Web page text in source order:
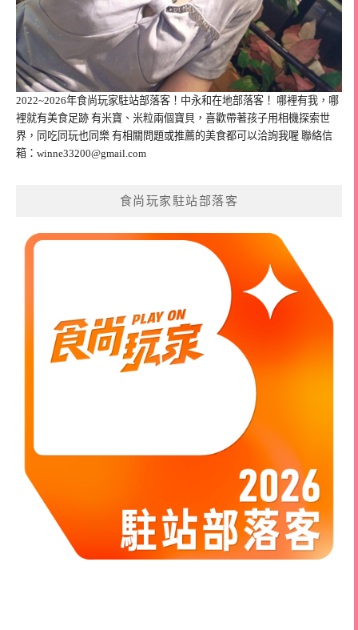
2022~2026年食尚玩家駐站部落客！中永和在地部落客！ 哪裡有我，哪
裡就有美食足跡 有米寶、米粒兩個寶貝，喜歡帶著孩子用相機探索世
界，同吃同玩也同樂 有相關問題或推薦的美食都可以洽詢我喔 聯絡信
箱： winne33200@gmail.com
食尚玩家駐站部落客